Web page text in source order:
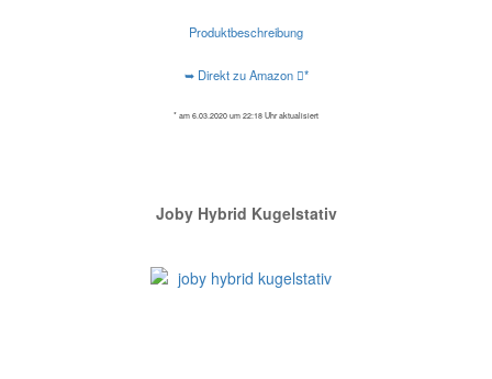
Produktbeschreibung
➥ Direkt zu Amazon *
* am 6.03.2020 um 22:18 Uhr aktualisiert
Joby Hybrid Kugelstativ